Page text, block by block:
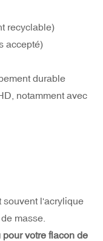
recyclable)
accepté)
durable
notamment avec
souvent l'acrylique
masse.
votre flacon de